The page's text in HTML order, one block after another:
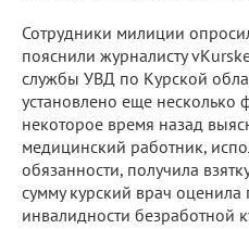
Сотрудники милиции
пояснили журналисту
службы УВД по Курской
установлено еще несколько
некоторое время назад
медицинский работник,
обязанности, получила
сумму курский врач
инвалидности безработной